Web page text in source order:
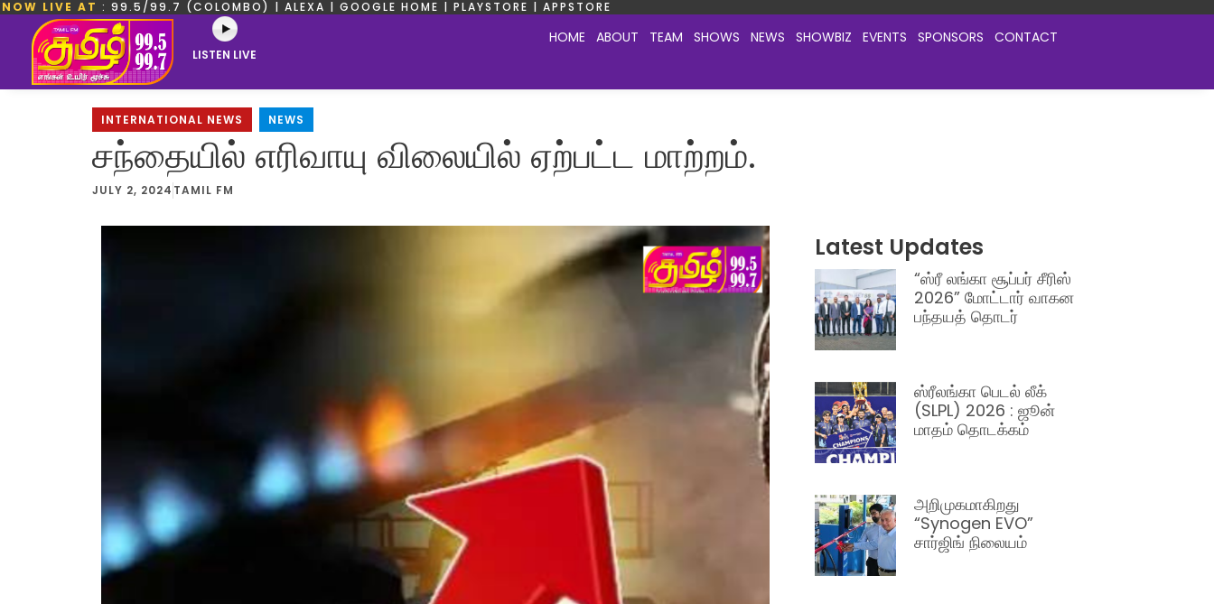
NOW LIVE AT : 99.5/99.7 (COLOMBO) | ALEXA | GOOGLE HOME | PLAYSTORE | APPSTORE
LISTEN LIVE
HOME ABOUT TEAM SHOWS NEWS SHOWBIZ EVENTS SPONSORS CONTACT
INTERNATIONAL NEWS NEWS
சந்தையில் எரிவாயு விலையில் ஏற்பட்ட மாற்றம்.
JULY 2, 2024 TAMIL FM
Latest Updates
“ஸ்ரீ லங்கா சூப்பர் சீரிஸ்
2026” மோட்டார் வாகன
பந்தயத் தொடர்
ஸ்ரீலங்கா பெடல் லீக்
(SLPL) 2026 : ஜூன்
மாதம் தொடக்கம்
அறிமுகமாகிறது
“Synogen EVO”
சார்ஜிங் நிலையம்